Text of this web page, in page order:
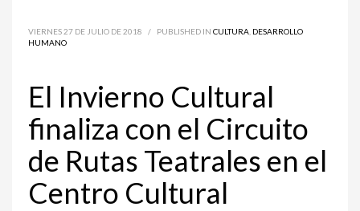
VIERNES 27 DE JULIO DE 2018 / PUBLISHED IN CULTURA DESARROLLO
HUMANO
El Invierno Cultural
finaliza con el Circuito
de Rutas Teatrales en el
Centro Cultural